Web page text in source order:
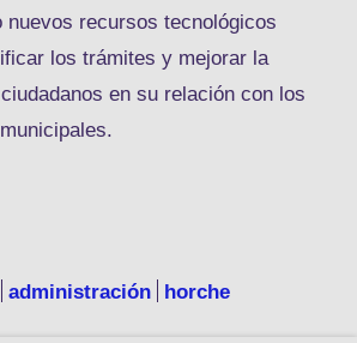
nuevos recursos tecnológicos
los trámites y mejorar la
en su relación con los
administración
horche